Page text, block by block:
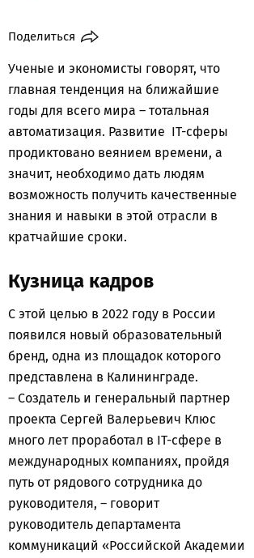
Поделиться
Ученые и экономисты говорят, что
главная тенденция на ближайшие
годы для всего мира – тотальная
автоматизация. Развитие IT-сферы
продиктовано веянием времени, а
значит, необходимо дать людям
возможность получить качественные
знания и навыки в этой отрасли в
кратчайшие сроки.
Кузница кадров
С этой целью в 2022 году в России
появился новый образовательный
бренд, одна из площадок которого
представлена в Калининграде.
– Создатель и генеральный партнер
проекта Сергей Валерьевич Клюс
много лет проработал в IT-сфере в
международных компаниях, пройдя
путь от рядового сотрудника до
руководителя, – говорит
руководитель департамента
коммуникаций «Российской Академии